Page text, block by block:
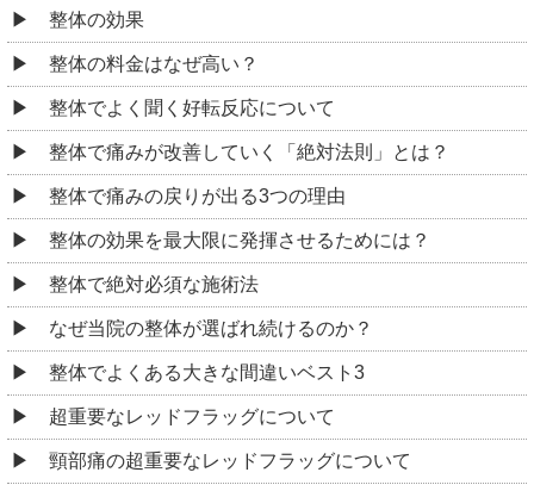
整体の効果
整体の料金はなぜ高い？
整体でよく聞く好転反応について
整体で痛みが改善していく「絶対法則」とは？
整体で痛みの戻りが出る3つの理由
整体の効果を最大限に発揮させるためには？
整体で絶対必須な施術法
なぜ当院の整体が選ばれ続けるのか？
整体でよくある大きな間違いベスト3
超重要なレッドフラッグについて
頸部痛の超重要なレッドフラッグについて